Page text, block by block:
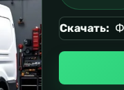
Скачать: